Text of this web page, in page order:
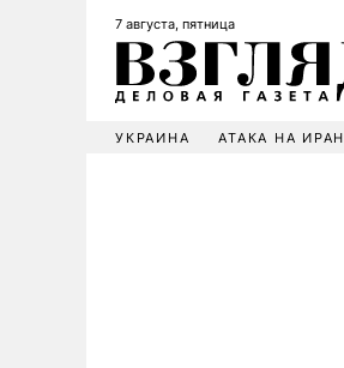
7 августа, пятница
УКРАИНА АТАКА НА ИРАН